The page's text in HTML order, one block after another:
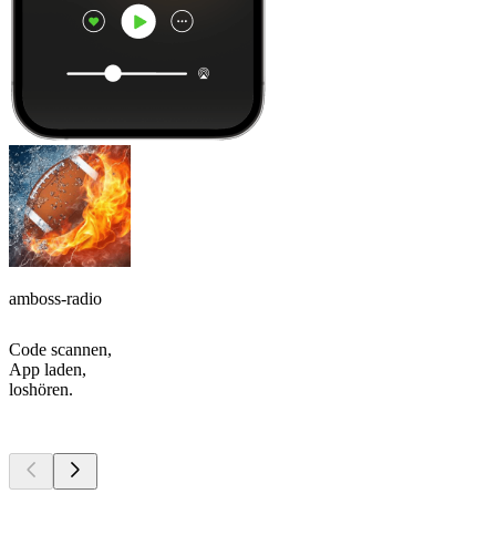
amboss-radio
Code scannen,
App laden,
loshören.